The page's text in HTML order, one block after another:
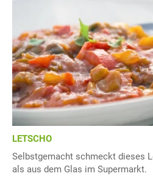
LETSCHO
Selbstgemacht schmeckt dieses
als aus dem Glas im Supermarkt.